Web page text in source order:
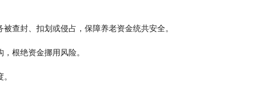
查封、扣划或侵占，保障养老资金统共安全。
根绝资金挪用风险。